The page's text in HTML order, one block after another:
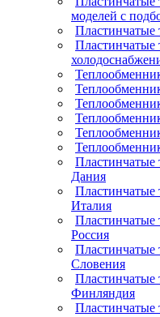
моделей с
Пластинчатые
Пластинчатые
Пластинчатые
Дания
Пластинчатые
Италия
Пластинчатые
Россия
Пластинчатые
Словения
Пластинчатые
Финляндия
Пластинчатые